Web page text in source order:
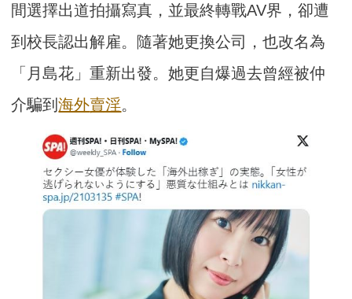
間選擇出道拍攝寫真，並最終轉戰AV界，卻遭
到校長認出解雇。隨著她更換公司，也改名為
「月島花」重新出發。她更自爆過去曾經被仲
介騙到海外賣淫。